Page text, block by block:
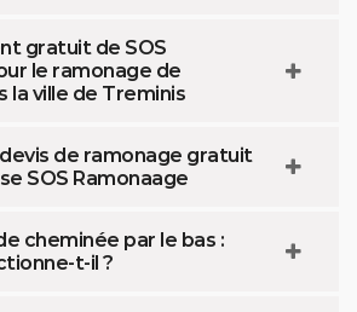
gratuit de SOS
le ramonage de
la ville de Treminis
de ramonage gratuit
SOS Ramonaage
cheminée par le bas :
t-il ?